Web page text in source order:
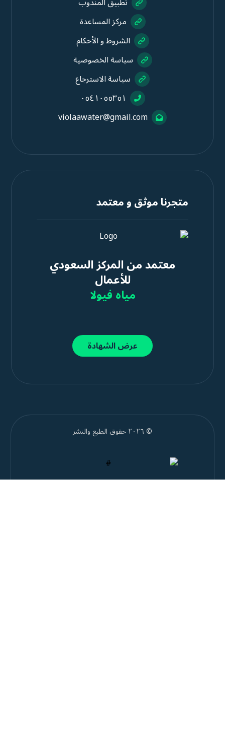
مركز المساعدة
الشروط و الأحكام
سياسة الخصوصية
سياسة الاسترجاع
٠٥٤١٠٥٥٣٥١
violaawater@gmail.com
متجرنا موثق و معتمد
معتمد من المركز السعودي
للأعمال
مياه فيولا
عرض الشهادة
© ٢٠٢٦ حقوق الطبع والنشر